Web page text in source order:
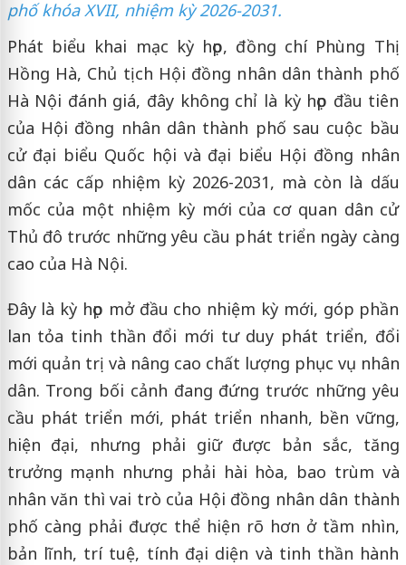
phố khóa XVII, nhiệm kỳ 2026-2031.
Phát biểu khai mạc kỳ họp, đồng chí Phùng Thị
Hồng Hà, Chủ tịch Hội đồng nhân dân thành phố
Hà Nội đánh giá, đây không chỉ là kỳ họp đầu tiên
của Hội đồng nhân dân thành phố sau cuộc bầu
cử đại biểu Quốc hội và đại biểu Hội đồng nhân
dân các cấp nhiệm kỳ 2026-2031, mà còn là dấu
mốc của một nhiệm kỳ mới của cơ quan dân cử
Thủ đô trước những yêu cầu phát triển ngày càng
cao của Hà Nội.
Đây là kỳ họp mở đầu cho nhiệm kỳ mới, góp phần
lan tỏa tinh thần đổi mới tư duy phát triển, đổi
mới quản trị và nâng cao chất lượng phục vụ nhân
dân. Trong bối cảnh đang đứng trước những yêu
cầu phát triển mới, phát triển nhanh, bền vững,
hiện đại, nhưng phải giữ được bản sắc, tăng
trưởng mạnh nhưng phải hài hòa, bao trùm và
nhân văn thì vai trò của Hội đồng nhân dân thành
phố càng phải được thể hiện rõ hơn ở tầm nhìn,
bản lĩnh, trí tuệ, tính đại diện và tinh thần hành